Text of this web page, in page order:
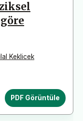
Keklicek
PDF Görüntüle